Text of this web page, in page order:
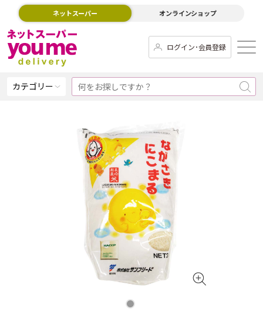
ネットスーパー オンラインショップ
ログイン･会員登録
カテゴリー